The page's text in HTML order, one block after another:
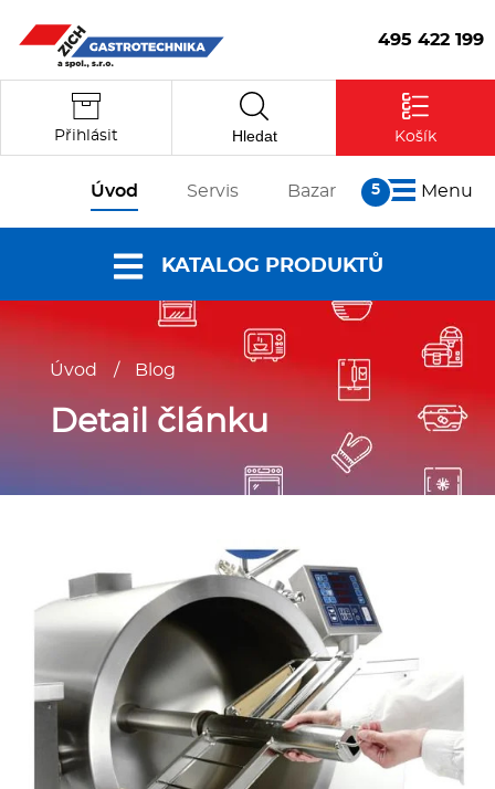
495 422 199
Přihlásit Hledat Košík
Úvod Servis Bazar
Reference
Partneři
Menu
KATALOG PRODUKTŮ
katalogy
Dokumenty ke
stažení
Vstoupit
Pánve
Gastronádoby
PIZZA technologie
Grilovací desky - Grily
Úvod / Blog
Detail článku